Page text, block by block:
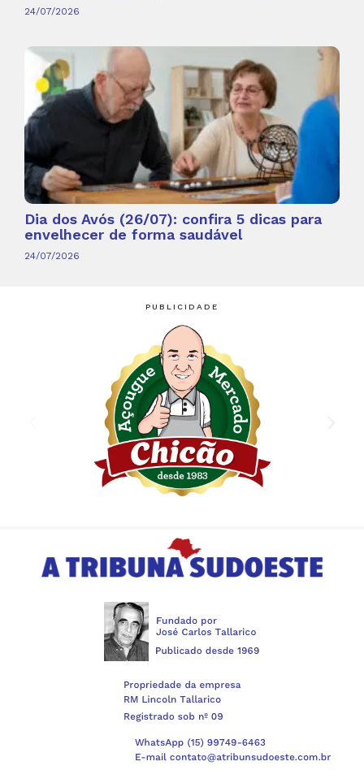
24/07/2026
Dia dos Avós (26/07): confira 5 dicas para
envelhecer de forma saudável
24/07/2026
PUBLICIDADE